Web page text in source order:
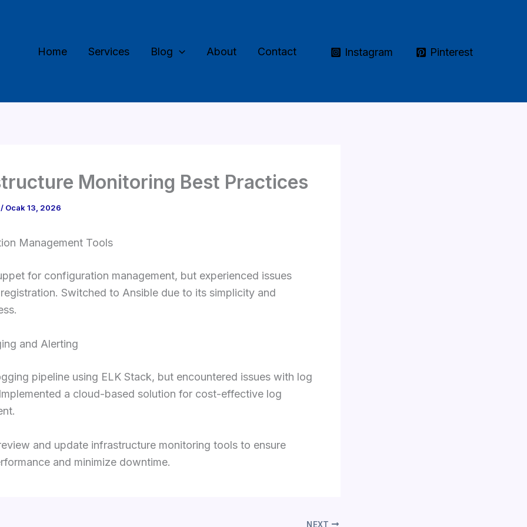
Home Services Blog About Contact Instagram Pinterest
Monitoring Best Practices
/ Ocak 13, 2026
Management Tools
for configuration management, but experienced issues
Switched to Ansible due to its simplicity and
and Alerting
pipeline using ELK Stack, but encountered issues with log
a cloud-based solution for cost-effective log
review and update infrastructure monitoring tools to ensure
and minimize downtime.
NEXT